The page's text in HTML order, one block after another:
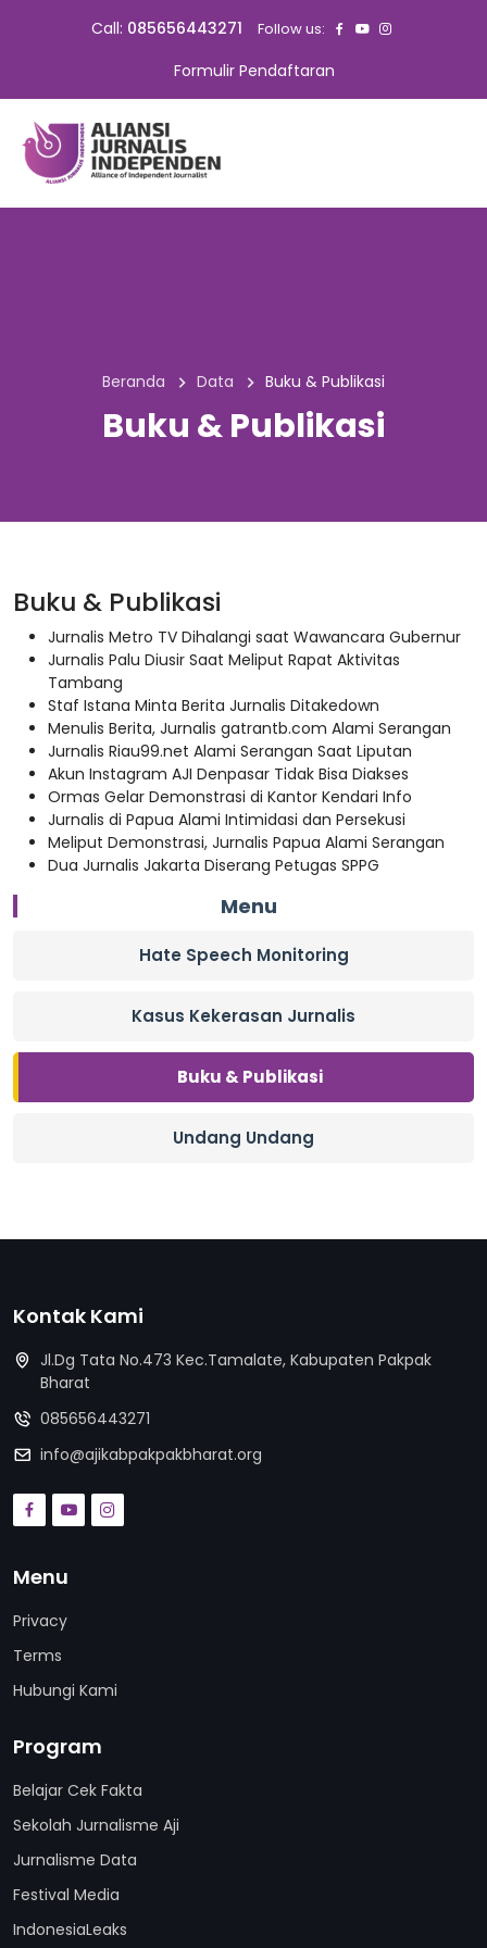
Call: 085656443271 Follow us:
Formulir Pendaftaran
Beranda Data Buku & Publikasi
Buku & Publikasi
Buku & Publikasi
Jurnalis Metro TV Dihalangi saat Wawancara Gubernur
Jurnalis Palu Diusir Saat Meliput Rapat Aktivitas
Tambang
Staf Istana Minta Berita Jurnalis Ditakedown
Menulis Berita, Jurnalis gatrantb.com Alami Serangan
Jurnalis Riau99.net Alami Serangan Saat Liputan
Akun Instagram AJI Denpasar Tidak Bisa Diakses
Ormas Gelar Demonstrasi di Kantor Kendari Info
Jurnalis di Papua Alami Intimidasi dan Persekusi
Meliput Demonstrasi, Jurnalis Papua Alami Serangan
Dua Jurnalis Jakarta Diserang Petugas SPPG
Menu
Hate Speech Monitoring
Kasus Kekerasan Jurnalis
Buku & Publikasi
Undang Undang
Kontak Kami
Jl.Dg Tata No.473 Kec.Tamalate, Kabupaten Pakpak
Bharat
085656443271
info@ajikabpakpakbharat.org
Menu
Privacy
Terms
Hubungi Kami
Program
Belajar Cek Fakta
Sekolah Jurnalisme Aji
Jurnalisme Data
Festival Media
IndonesiaLeaks